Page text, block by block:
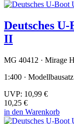
Deutsches
II
MG 40412 · Mirage
1:400 · Modellbausatz
UVP: 10,99 €
10,25 €
in den Warenkorb